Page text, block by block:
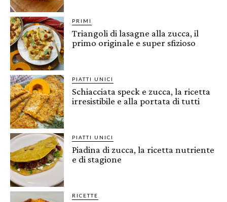
PRIMI
Triangoli di lasagne alla zucca, il
primo originale e super sfizioso
PIATTI UNICI
Schiacciata speck e zucca, la ricetta
irresistibile e alla portata di tutti
PIATTI UNICI
Piadina di zucca, la ricetta nutriente
e di stagione
RICETTE